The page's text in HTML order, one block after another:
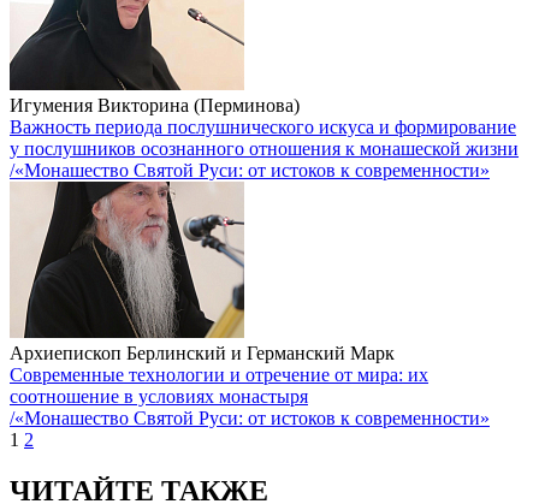
Игумения Викторина (Перминова)
Важность периода послушнического искуса и формирование
у послушников осознанного отношения к монашеской жизни
/«Монашество Святой Руси: от истоков к современности»
Архиепископ Берлинский и Германский Марк
Современные технологии и отречение от мира: их
соотношение в условиях монастыря
/«Монашество Святой Руси: от истоков к современности»
1 2
ЧИТАЙТЕ ТАКЖЕ